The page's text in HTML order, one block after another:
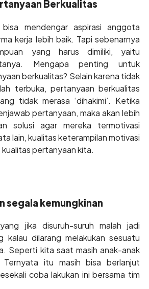
Berkualitas
mendengar aspirasi anggota
kerja lebih baik. Tapi sebenarnya
yang harus dimiliki, yaitu
Mengapa penting untuk
berkualitas? Selain karena tidak
terbuka, pertanyaan berkualitas
tidak merasa ‘dihakimi’. Ketika
pertanyaan, maka akan lebih
solusi agar mereka termotivasi
lain, kualitas keterampilan motivasi
pertanyaan kita.
segala kemungkinan
jika disuruh-suruh malah jadi
kalau dilarang melakukan sesuatu
Seperti kita saat masih anak-anak
itu masih bisa berlanjut
coba lakukan ini bersama tim